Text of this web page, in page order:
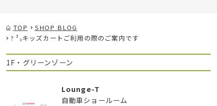
TOP
SHOP BLOG
? ³₃キッズカートご利用の際のご案内です
1F・グリーンゾーン
Lounge-T
自動車ショールーム